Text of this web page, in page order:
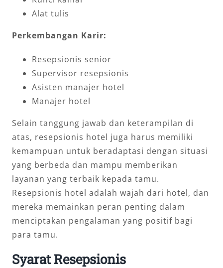
Alat tulis
Perkembangan Karir:
Resepsionis senior
Supervisor resepsionis
Asisten manajer hotel
Manajer hotel
Selain tanggung jawab dan keterampilan di
atas, resepsionis hotel juga harus memiliki
kemampuan untuk beradaptasi dengan situasi
yang berbeda dan mampu memberikan
layanan yang terbaik kepada tamu.
Resepsionis hotel adalah wajah dari hotel, dan
mereka memainkan peran penting dalam
menciptakan pengalaman yang positif bagi
para tamu.
Syarat Resepsionis